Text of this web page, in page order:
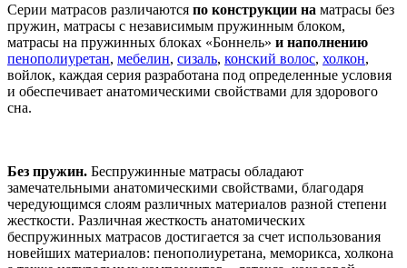
Серии матрасов различаются по конструкции на матрасы без
пружин, матрасы с независимым пружинным блоком,
матрасы на пружинных блоках «Боннель» и наполнению
пенополиуретан, мебелин, сизаль, конский волос, холкон,
войлок, каждая серия разработана под определенные условия
и обеспечивает анатомическими свойствами для здорового
сна.
Без пружин. Беспружинные матрасы обладают
замечательными анатомическими свойствами, благодаря
чередующимся слоям различных материалов разной степени
жесткости. Различная жесткость анатомических
беспружинных матрасов достигается за счет использования
новейших материалов: пенополиуретана, меморикса, холкона